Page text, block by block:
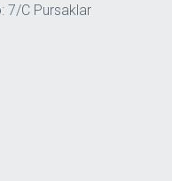
7/C Pursaklar